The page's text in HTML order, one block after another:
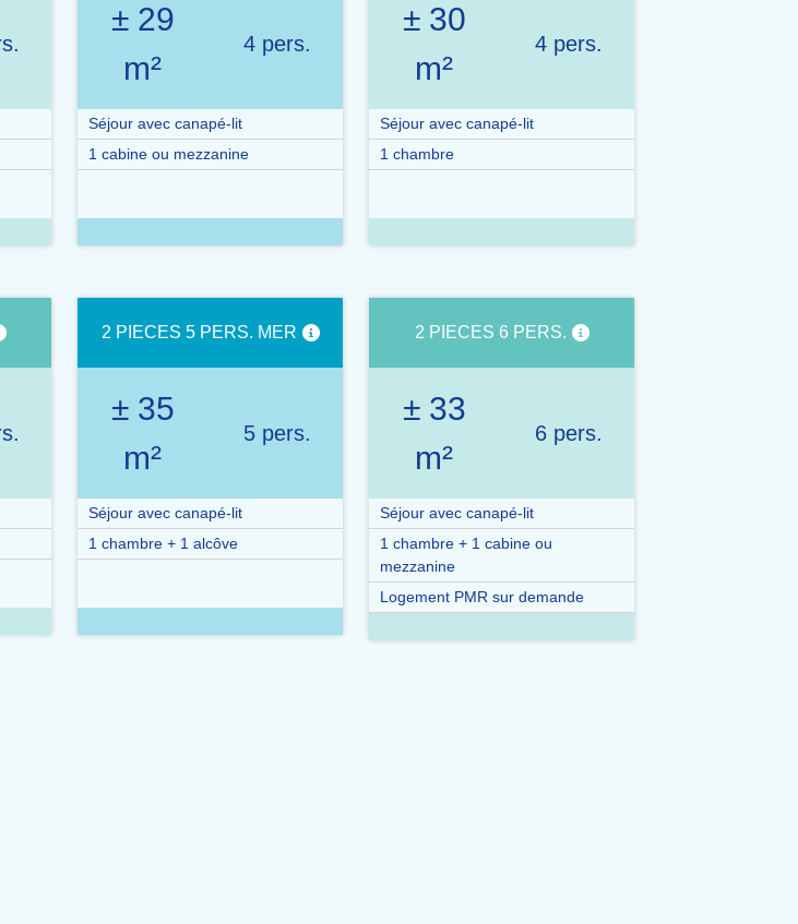
± 29
m²
4 pers.
Séjour avec canapé-lit
1 cabine ou mezzanine
± 30
m²
4 pers.
Séjour avec canapé-lit
1 chambre
2 PIECES 5 PERS. MER
± 35
m²
5 pers.
Séjour avec canapé-lit
1 chambre + 1 alcôve
2 PIECES 6 PERS.
± 33
m²
6 pers.
Séjour avec canapé-lit
1 chambre + 1 cabine ou
mezzanine
Logement PMR sur demande